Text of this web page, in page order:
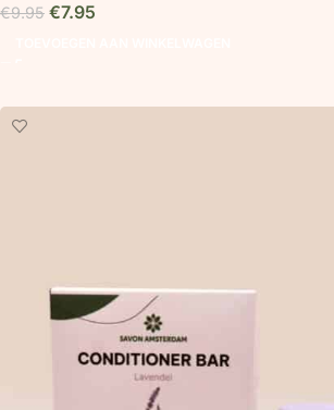
€9.95 €7.95